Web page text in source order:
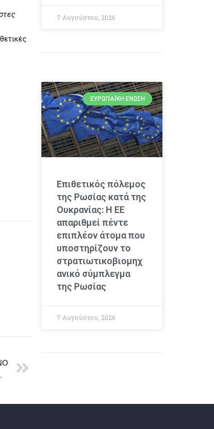
7 Αυγούστου, 2026
ΕΥΡΩΠΑΪΚΉ ΈΝΩΣΗ
Επιθετικός πόλεμος
της Ρωσίας κατά της
Ουκρανίας: Η ΕΕ
απαριθμεί πέντε
επιπλέον άτομα που
υποστηρίζουν το
στρατιωτικοβιομηχ
ανικό σύμπλεγμα
της Ρωσίας
7 Αυγούστου, 2026